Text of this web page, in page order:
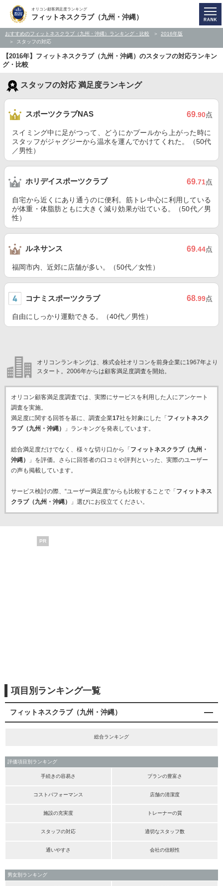
オリコン顧客満足度ランキング
フィットネスクラブ（九州・沖縄）
おすすめのフィットネスクラブ（九州・沖縄）ランキング・比較
2016年版
スタッフの対応
【2016年】フィットネスクラブ（九州・沖縄）のスタッフの対応ランキン
グ・比較
スタッフの対応 満足度ランキング
スポーツクラブNAS 69.90点
スイミング中に足がつって、どうにかプールから上がった時に
スタッフがジャグジーから温水を運んでかけてくれた。（50代
／男性）
ホリデイスポーツクラブ 69.71点
自宅から近くにあり通うのに便利。筋トレ中心に利用している
が体重・体脂肪ともに大きく減り効果が出ている。（50代／男
性）
ルネサンス 69.44点
福岡市内、近郊に店舗が多い。（50代／女性）
コナミスポーツクラブ 68.99点
自由にしっかり運動できる。（40代／男性）
オリコンランキングは、株式会社オリコンを前身企業に1967年より
スタート。2006年からは顧客満足度調査を開始。
オリコン顧客満足度調査では、実際にサービスを利用した 人にアンケート
調査を実施。
満足度に関する回答を基に、調査企業17社を対象にした「 フィットネスク
ラブ（九州・沖縄）
」ランキングを発表しています。
総合満足度だけでなく、様々な切り口から「 フィットネスクラブ（九州・
沖縄）
」を評価。さらに回答者の口コミや評判といった、実際のユーザー
の声も掲載しています。
サービス検討の際、“ユーザー満足度”からも比較することで「 フィットネス
クラブ（九州・沖縄）
」選びにお役立てください。
PR
項目別ランキング一覧
フィットネスクラブ（九州・沖縄）
総合ランキング
評価項目別ランキング
手続きの容易さ プランの豊富さ
コストパフォーマンス 店舗の清潔度
施設の充実度 トレーナーの質
スタッフの対応 適切なスタッフ数
通いやすさ 会社の信頼性
男女別ランキング